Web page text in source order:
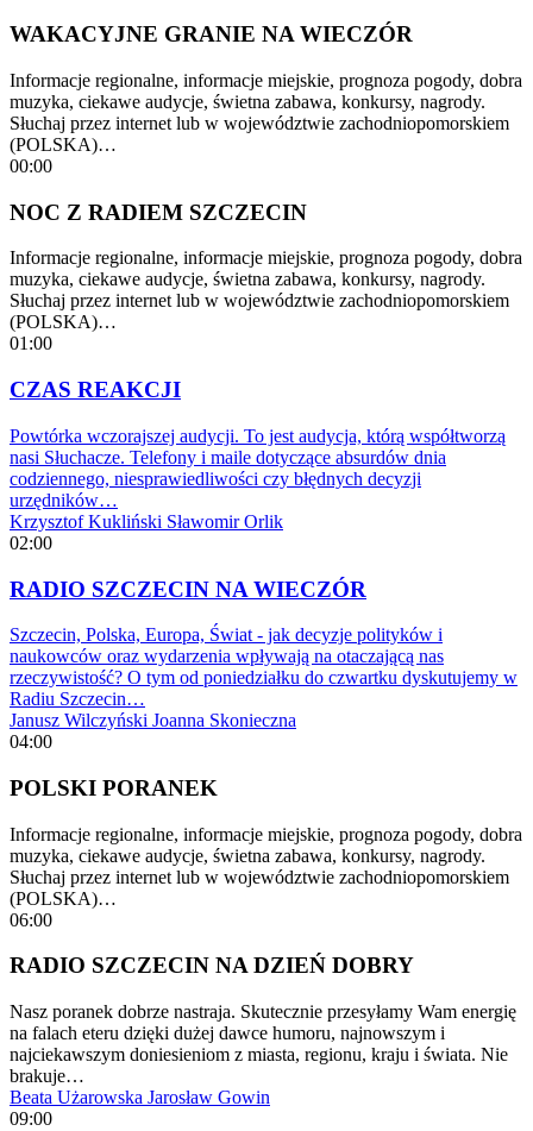
WAKACYJNE GRANIE NA WIECZÓR
Informacje regionalne, informacje miejskie, prognoza pogody, dobra
muzyka, ciekawe audycje, świetna zabawa, konkursy, nagrody.
Słuchaj przez internet lub w województwie zachodniopomorskiem
(POLSKA)…
00:00
NOC Z RADIEM SZCZECIN
Informacje regionalne, informacje miejskie, prognoza pogody, dobra
muzyka, ciekawe audycje, świetna zabawa, konkursy, nagrody.
Słuchaj przez internet lub w województwie zachodniopomorskiem
(POLSKA)…
01:00
CZAS REAKCJI
Powtórka wczorajszej audycji. To jest audycja, którą współtworzą
nasi Słuchacze. Telefony i maile dotyczące absurdów dnia
codziennego, niesprawiedliwości czy błędnych decyzji
urzędników…
Krzysztof Kukliński Sławomir Orlik
02:00
RADIO SZCZECIN NA WIECZÓR
Szczecin, Polska, Europa, Świat - jak decyzje polityków i
naukowców oraz wydarzenia wpływają na otaczającą nas
rzeczywistość? O tym od poniedziałku do czwartku dyskutujemy w
Radiu Szczecin…
Janusz Wilczyński Joanna Skonieczna
04:00
POLSKI PORANEK
Informacje regionalne, informacje miejskie, prognoza pogody, dobra
muzyka, ciekawe audycje, świetna zabawa, konkursy, nagrody.
Słuchaj przez internet lub w województwie zachodniopomorskiem
(POLSKA)…
06:00
RADIO SZCZECIN NA DZIEŃ DOBRY
Nasz poranek dobrze nastraja. Skutecznie przesyłamy Wam energię
na falach eteru dzięki dużej dawce humoru, najnowszym i
najciekawszym doniesieniom z miasta, regionu, kraju i świata. Nie
brakuje…
Beata Użarowska Jarosław Gowin
09:00